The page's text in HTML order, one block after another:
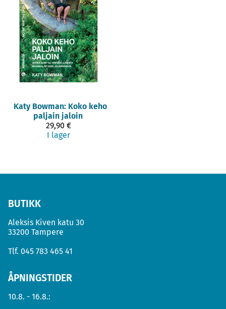
Katy Bowman: Koko keho
paljain jaloin
29,90 €
I lager
BUTIKK
Aleksis Kiven katu 30
33200 Tampere
Tlf. 045 783 465 41
ÅPNINGSTIDER
10.8. - 16.8.: